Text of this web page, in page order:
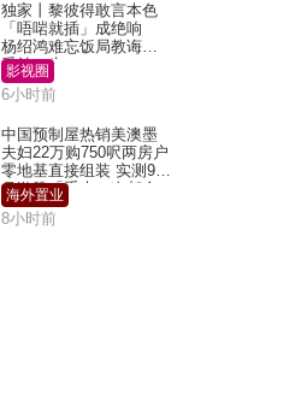
独家丨黎彼得敢言本色
「唔啱就插」成绝响
杨绍鸿难忘饭局教诲：
受益一生
影视圈
6小时前
中国预制屋热销美澳墨
夫妇22万购750呎两房户
零地基直接组装 实测9个
月激赞「重来一次都会
买」
海外置业
8小时前